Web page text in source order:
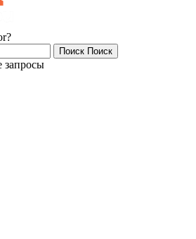
Поиск Поиск
запросы